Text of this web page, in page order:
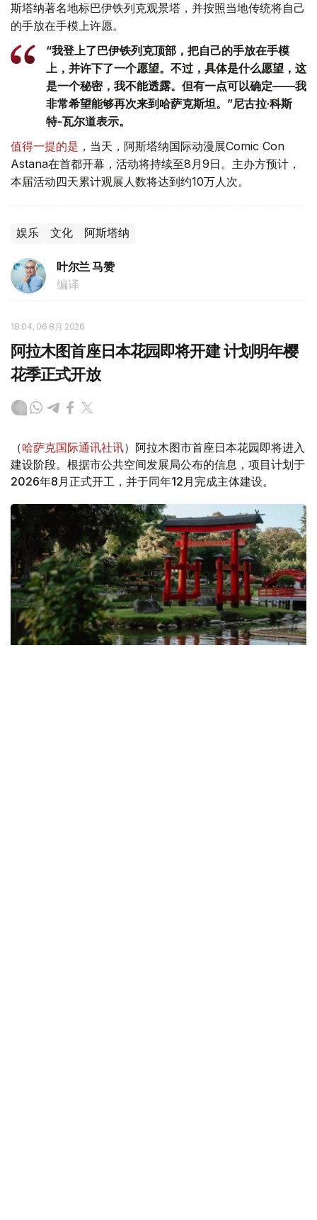
斯塔纳著名地标巴伊铁列克观景塔，并按照当地传统将自己
的手放在手模上许愿。
“我登上了巴伊铁列克顶部，把自己的手放在手模
上，并许下了一个愿望。不过，具体是什么愿望，这
是一个秘密，我不能透露。但有一点可以确定——我
非常希望能够再次来到哈萨克斯坦。”尼古拉·科斯
特-瓦尔道表示。
值得一提的是 ，当天，阿斯塔纳国际动漫展Comic Con
Astana在首都开幕，活动将持续至8月9日。主办方预计，
本届活动四天累计观展人数将达到约10万人次。
娱乐 文化 阿斯塔纳
叶尔兰 马赞
编译
18:04, 06 8月 2026
阿拉木图首座日本花园即将开建 计划明年樱
花季正式开放
（哈萨克国际通讯社讯）阿拉木图市首座日本花园即将进入
建设阶段。根据市公共空间发展局公布的信息，项目计划于
2026年8月正式开工，并于同年12月完成主体建设。